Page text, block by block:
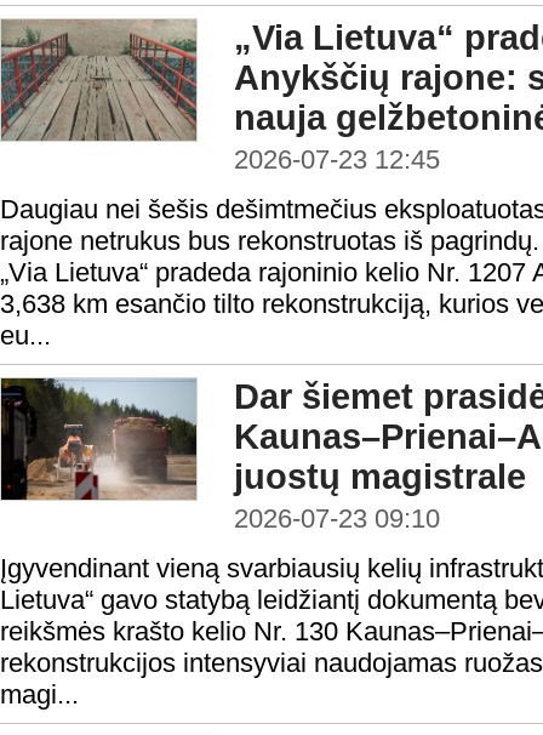
„Via Lietuva“
Anykščių rajone:
nauja
2026-07-23 12:45
Daugiau nei šešis dešimtmečius
rajone netrukus bus rekonstruotas iš
„Via Lietuva“ pradeda rajoninio kelio Nr.
3,638 km esančio tilto rekonstrukciją, kurios
eu...
Dar šiemet
juostų magistrale
2026-07-23 09:10
Įgyvendinant vieną svarbiausių kelių
Lietuva“ gavo statybą leidžiantį dokumentą
reikšmės krašto kelio Nr. 130
rekonstrukcijos intensyviai naudojamas
magi...